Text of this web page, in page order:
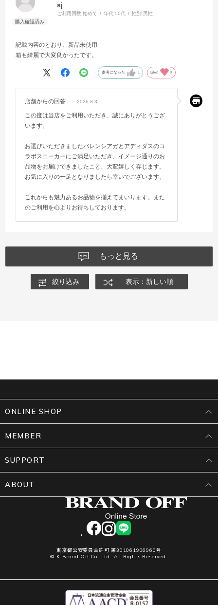
sj
ご利用回数:始めて 年代:50代 性別:男性
記載内容のとおり、新品未使用
箱も綺麗で大変良かったです。
参考になった 1 Like! 0
店舗からの回答 2026.8.3
この度は当店をご利用いただき、誠にありがとうござ
います。
お選びいただきましたバレンシアガとアディダスのコ
ラボスニーカーにご満足いただき、イメージ通りのお
品物をお届けできましたこと、大変嬉しく存じます。
お気に入りの一足となりましたら幸いでございます。
これからも魅力あるお品物を揃えてまいります。また
のご利用を心よりお待ちしております。
もっと見る
絞り込み 表示：新しい順
facebookinstagram
LINE
東京都公安委員会許可 第301061906960号
© K-Brand Off Co.,Ltd. All Rights Reserved.
ONLINE SHOP
MEMBER
SUPPORT
ABOUT